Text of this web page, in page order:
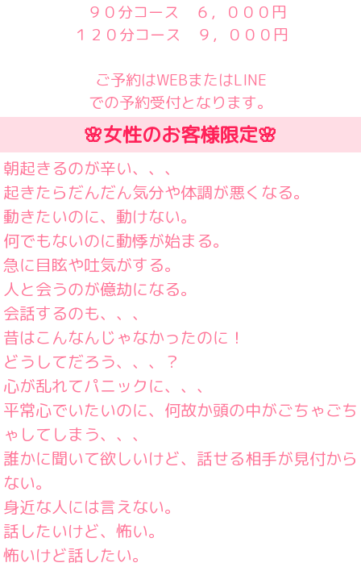
９０分コース ６，０００円
１２０分コース ９，０００円
ご予約はWEBまたはLINE
での予約受付となります。
🌸女性のお客様限定🌸
朝起きるのが辛い、、、
起きたらだんだん気分や体調が悪くなる。
動きたいのに、動けない。
何でもないのに動悸が始まる。
急に目眩や吐気がする。
人と会うのが億劫になる。
会話するのも、、、
昔はこんなんじゃなかったのに！
どうしてだろう、、、？
心が乱れてパニックに、、、
平常心でいたいのに、何故か頭の中がごちゃごち
ゃしてしまう、、、
誰かに聞いて欲しいけど、話せる相手が見付から
ない。
身近な人には言えない。
話したいけど、怖い。
怖いけど話したい。